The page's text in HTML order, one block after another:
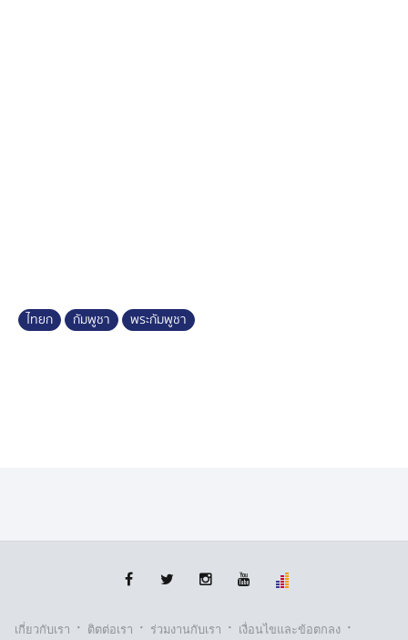
ไทยก กัมพูชา พระกัมพูชา
เกี่ยวกับเรา · ติตต่อเรา · ร่วมงานกับเรา · เงื่อนไขและข้อตกลง ·